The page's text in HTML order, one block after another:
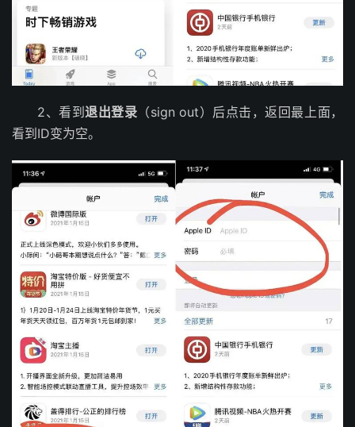
2、看到退出登录 （sign out）后点击，返回最上面，
看到ID变为空。